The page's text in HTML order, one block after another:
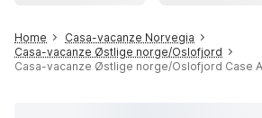
Home
Casa-vacanze Norvegia
Casa-vacanze Østlige norge/Oslofjord
Casa-vacanze Østlige norge/Oslofjord Case